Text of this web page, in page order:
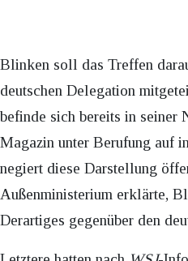
Blinken soll das Treffen
deutschen Delegation
befinde sich bereits in seiner
Magazin unter Berufung auf
negiert diese Darstellung
Außenministerium erklärte,
Derartiges gegenüber den